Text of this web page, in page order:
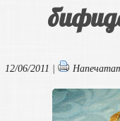
12/06/2011 |